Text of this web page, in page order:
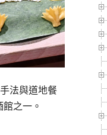
法與道地餐
之一。